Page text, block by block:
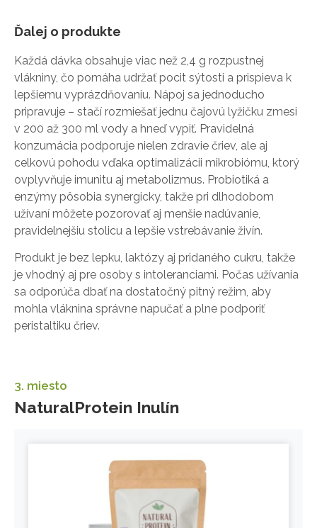
Ďalej o produkte
Každá dávka obsahuje viac než 2,4 g rozpustnej
vlákniny, čo pomáha udržať pocit sýtosti a prispieva k
lepšiemu vyprázdňovaniu. Nápoj sa jednoducho
pripravuje – stačí rozmiešať jednu čajovú lyžičku zmesi
v 200 až 300 ml vody a hneď vypiť. Pravidelná
konzumácia podporuje nielen zdravie čriev, ale aj
celkovú pohodu vďaka optimalizácii mikrobiómu, ktorý
ovplyvňuje imunitu aj metabolizmus. Probiotiká a
enzýmy pôsobia synergicky, takže pri dlhodobom
užívaní môžete pozorovať aj menšie nadúvanie,
pravidelnejšiu stolicu a lepšie vstrebávanie živín.
Produkt je bez lepku, laktózy aj pridaného cukru, takže
je vhodný aj pre osoby s intoleranciami. Počas užívania
sa odporúča dbať na dostatočný pitný režim, aby
mohla vláknina správne napučať a plne podporiť
peristaltiku čriev.
3. miesto
NaturalProtein Inulín